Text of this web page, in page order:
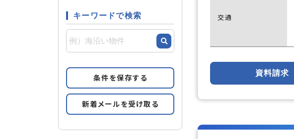
キーワードで検索
条件を保存する
新着メールを受け取る
交通
資料請求